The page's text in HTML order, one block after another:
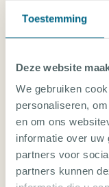
Toestemming
Deze website
We gebruiken
personaliseren,
en om ons
informatie over uw
partners voor
partners kunnen
onder water.
TIP VAN